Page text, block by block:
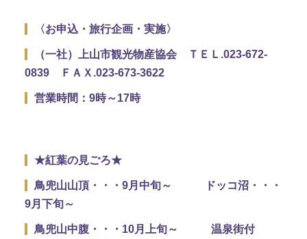
〈お申込・旅行企画・実施〉
（一社）上山市観光物産協会 ＴＥＬ.023-672-
0839 ＦＡＸ.023-673-3622
営業時間：9時～17時
★紅葉の見ごろ★
鳥兜山山頂・・・9月中旬～ ドッコ沼・・・
9月下旬～
鳥兜山中腹・・・10月上旬～ 温泉街付